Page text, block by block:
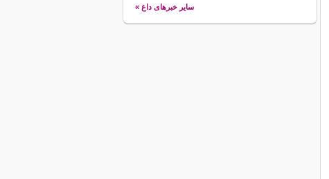
سایر خبرهای داغ »